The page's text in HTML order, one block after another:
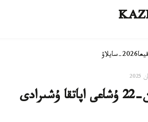
2026-سايلاۋ